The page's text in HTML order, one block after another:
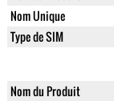
Nom Unique
Type de SIM
Nom du Produit